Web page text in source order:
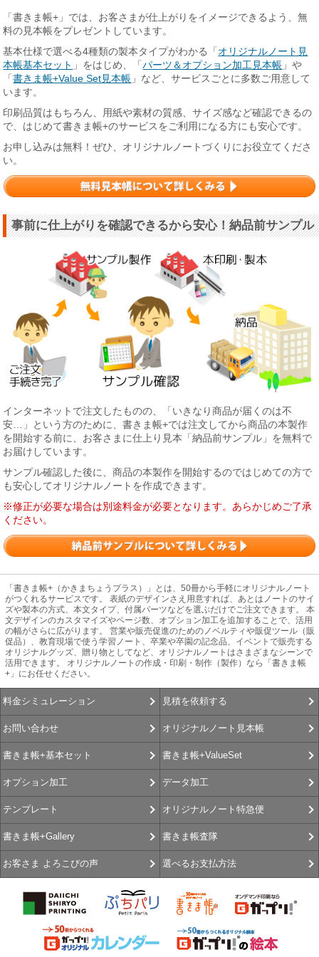
「書きま帳+」では、お客さまが仕上がりをイメージできるよう、無
料の見本帳をプレゼントしています。
基本仕様で選べる4種類の製本タイプがわかる「 オリジナルノート見
本帳基本セット 」をはじめ、「パーツ＆オプション加工見本帳 」や
「書きま帳+Value Set見本帳 」など、サービスごとに多数ご用意して
います。
印刷品質はもちろん、用紙や素材の質感、サイズ感など確認できるの
で、はじめて書きま帳+のサービスをご利用になる方にも安心です。
お申し込みは無料！ぜひ、オリジナルノートづくりにお役立てくださ
い。
事前に仕上がりを確認できるから安心！納品前サンプル
インターネットで注文したものの、「いきなり商品が届くのは不
安…」という方のために、書きま帳+では注文してから商品の本製作
を開始する前に、お客さまに仕上り見本「納品前サンプル」を無料で
お届けしています。
サンプル確認した後に、商品の本製作を開始するのではじめての方で
も安心してオリジナルノートを作成できます。
※修正が必要な場合は別途料金が必要となります。あらかじめご了承
ください。
「書きま帳+（かきまちょうプラス）」とは、50冊から手軽にオリジナルノート
がつくれるサービスです。 表紙のデザインさえ用意すれば、あとはノートのサイ
ズや製本の方式、本文タイプ、付属パーツなどを選ぶだけでご注文できます。 本
文デザインのカスタマイズやページ数、オプション加工を追加することで、活用
の幅がさらに広がります。 営業や販売促進のためのノベルティや販促ツール（販
促品）、教育現場で使う学習ノート、卒業や卒園の記念品、イベントで販売する
オリジナルグッズ、贈り物としてなど、オリジナルノートはさまざまなシーンで
活用できます。 オリジナルノートの作成・印刷・制作（製作）なら「書きま帳
+」にお任せください。
料金シミュレーション 見積を依頼する
お問い合わせ オリジナルノート見本帳
書きま帳+基本セット 書きま帳+ValueSet
オプション加工 データ加工
テンプレート オリジナルノート特急便
書きま帳+Gallery 書きま帳査隊
お客さま よろこびの声 選べるお支払方法